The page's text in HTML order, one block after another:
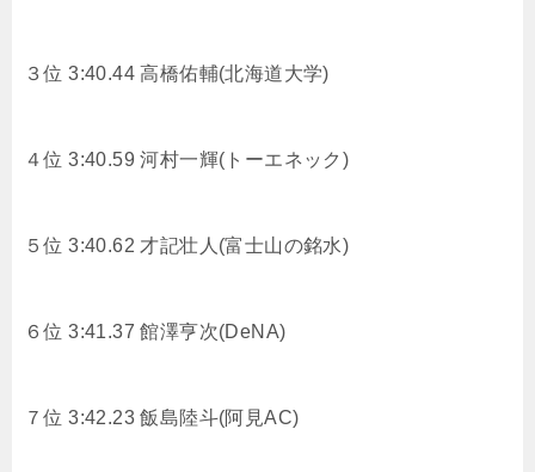
３位 3:40.44 高橋佑輔(北海道大学)
４位 3:40.59 河村一輝(トーエネック)
５位 3:40.62 才記壮人(富士山の銘水)
６位 3:41.37 館澤亨次(DeNA)
７位 3:42.23 飯島陸斗(阿見AC)